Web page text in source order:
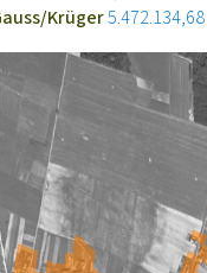
Krüger